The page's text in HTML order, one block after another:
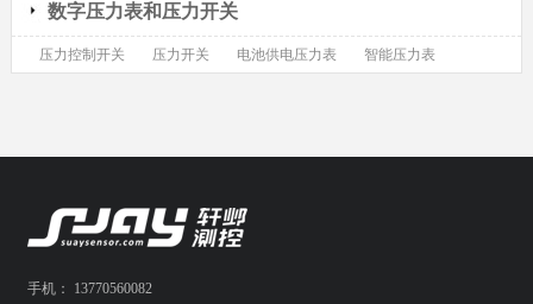
数字压力表和压力开关
压力控制开关 压力开关 电池供电压力表 智能压力表
手机： 13770560082